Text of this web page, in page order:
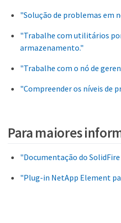
"Solução de problemas em
"Trabalhe com utilitários
armazenamento."
"Trabalhe com o nó de
"Compreender os níveis de
Para maiores
"Documentação do
"Plug-in NetApp Element